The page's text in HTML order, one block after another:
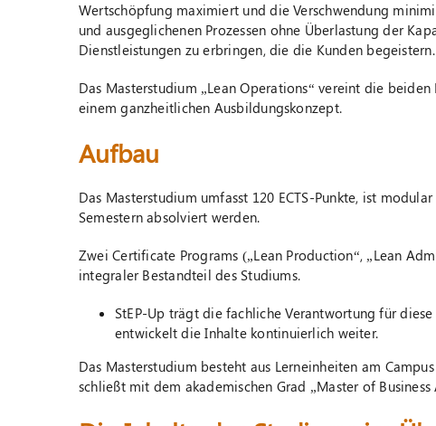
Wertschöpfung maximiert und die Verschwendung
und ausgeglichenen Prozessen ohne Überlastung der
Dienstleistungen zu erbringen, die die Kunden begeistern.
Das Masterstudium „Lean Operations“ vereint die
einem ganzheitlichen Ausbildungskonzept.
Aufbau
Das Masterstudium umfasst 120 ECTS-Punkte, ist
Semestern absolviert werden.
Zwei Certificate Programs („Lean Production“, „Lean
integraler Bestandteil des Studiums.
StEP-Up trägt die fachliche Verantwortung für
entwickelt die Inhalte kontinuierlich weiter.
Das Masterstudium besteht aus Lerneinheiten am
schließt mit dem akademischen Grad „Master of